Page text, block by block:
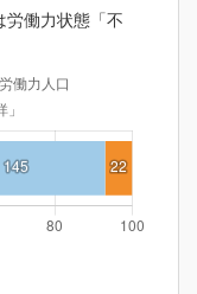
働力状態「不